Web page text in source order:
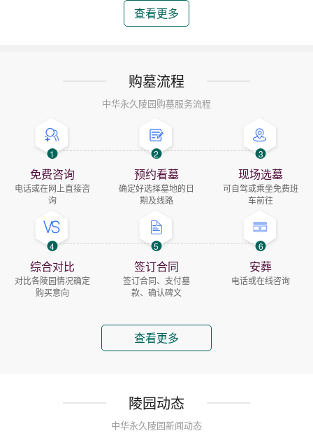
查看更多
购墓流程
中华永久陵园购墓服务流程
1
免费咨询
电话或在网上直接咨
询
2
预约看墓
确定好选择墓地的日
期及线路
3
现场选墓
可自驾或乘坐免费班
车前往
4
综合对比
对比各陵园情况确定
购买意向
5
签订合同
签订合同、支付墓
款、确认碑文
6
安葬
电话或在线咨询
查看更多
陵园动态
中华永久陵园新闻动态